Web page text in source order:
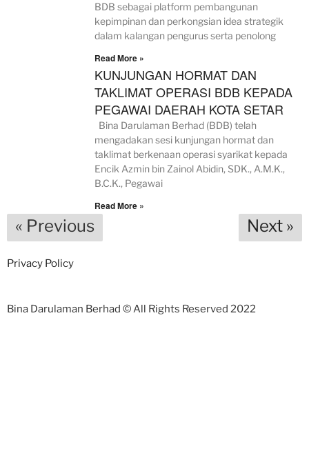
BDB sebagai platform pembangunan
kepimpinan dan perkongsian idea strategik
dalam kalangan pengurus serta penolong
Read More »
KUNJUNGAN HORMAT DAN
TAKLIMAT OPERASI BDB KEPADA
PEGAWAI DAERAH KOTA SETAR
Bina Darulaman Berhad (BDB) telah
mengadakan sesi kunjungan hormat dan
taklimat berkenaan operasi syarikat kepada
Encik Azmin bin Zainol Abidin, SDK., A.M.K.,
B.C.K., Pegawai
Read More »
« Previous Next »
Privacy Policy
Bina Darulaman Berhad © All Rights Reserved 2022